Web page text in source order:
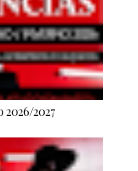
2027